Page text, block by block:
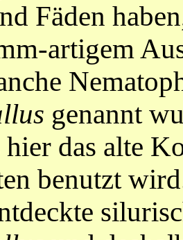
Fäden
artigem
genannt
hier das alte
benutzt